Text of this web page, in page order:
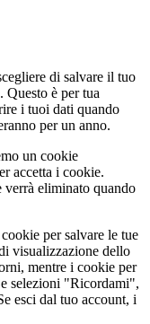
di salvare il tuo
è per tua
i tuoi dati quando
per un anno.
un cookie
accetta i cookie.
verrà eliminato quando
per salvare le tue
visualizzazione dello
mentre i cookie per
selezioni "Ricordami",
esci dal tuo account, i